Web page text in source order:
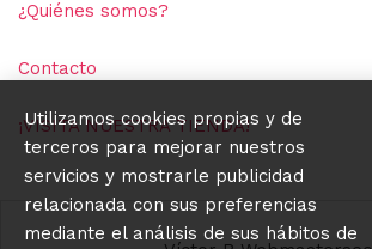
¿Quiénes somos?
Contacto
¡VISITA NUESTRA TIENDA!
Utilizamos cookies propias y de
terceros para mejorar nuestros
servicios y mostrarle publicidad
relacionada con sus preferencias
mediante el análisis de sus hábitos de